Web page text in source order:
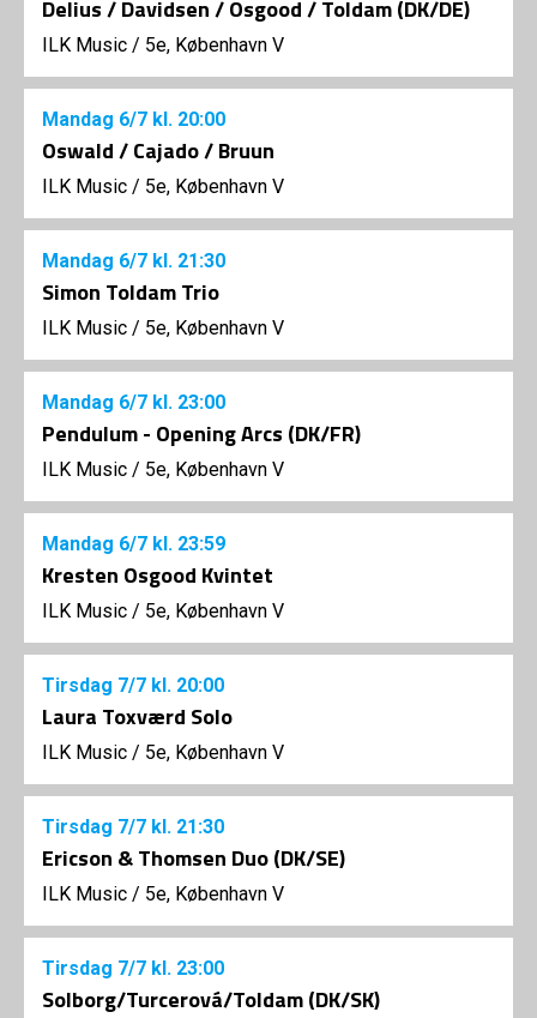
Delius / Davidsen / Osgood / Toldam (DK/DE)
ILK Music / 5e, København V
Mandag 6/7 kl. 20:00
Oswald / Cajado / Bruun
ILK Music / 5e, København V
Mandag 6/7 kl. 21:30
Simon Toldam Trio
ILK Music / 5e, København V
Mandag 6/7 kl. 23:00
Pendulum - Opening Arcs (DK/FR)
ILK Music / 5e, København V
Mandag 6/7 kl. 23:59
Kresten Osgood Kvintet
ILK Music / 5e, København V
Tirsdag 7/7 kl. 20:00
Laura Toxværd Solo
ILK Music / 5e, København V
Tirsdag 7/7 kl. 21:30
Ericson & Thomsen Duo (DK/SE)
ILK Music / 5e, København V
Tirsdag 7/7 kl. 23:00
Solborg/Turcerová/Toldam (DK/SK)